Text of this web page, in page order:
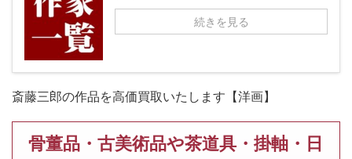
続きを見る
斎藤三郎の作品を高価買取いたします【洋画】
骨董品・古美術品や茶道具・掛軸・日